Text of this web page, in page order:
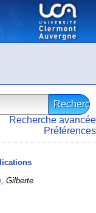
Recherche avancée
Préférences
, Gilberte